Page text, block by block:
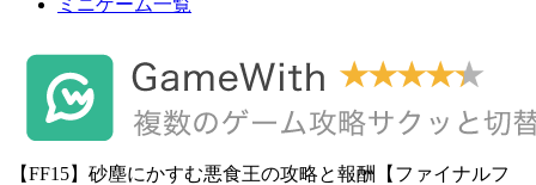
ミニゲーム一覧
【FF15】砂塵にかすむ悪食王の攻略と報酬【ファイナルフ